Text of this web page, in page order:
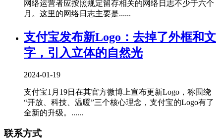
网络运营者应按照规定留存相关的网络日志不少于六个
月。这里的网络日志主要是......
支付宝发布新Logo：去掉了外框和文
字，引入立体的自然光
2024-01-19
支付宝1月19日在其官方微博上宣布更新Logo，称围绕
“开放、科技、温暖”三个核心理念，支付宝的Logo有了
全新的升级。......
联系方式